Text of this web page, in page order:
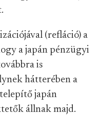
(refláció) a
a japán pénzügyi
is
hátterében a
japán
állnak majd.